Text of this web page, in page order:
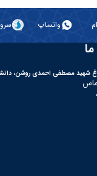
واتساپ
شهید مصطفی احمدی روشن،